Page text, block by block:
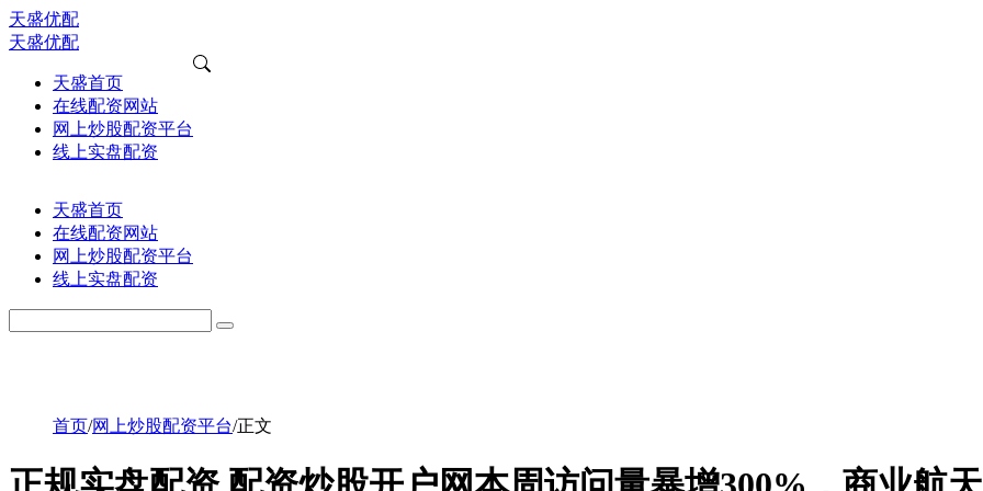
天盛优配
天盛优配
天盛首页
在线配资网站
网上炒股配资平台
线上实盘配资
天盛首页
在线配资网站
网上炒股配资平台
线上实盘配资
首页/网上炒股配资平台/正文